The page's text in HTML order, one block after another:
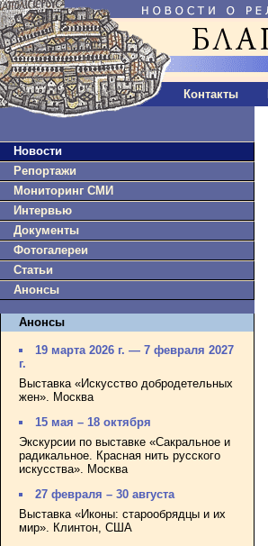
Контакты
Новости
Репортажи
Мониторинг СМИ
Интервью
Документы
Фотогалереи
Статьи
Анонсы
Анонсы
19 марта 2026 г. — 7 февраля 2027
г.
Выставка «Искусство добродетельных
жен». Москва
15 мая – 18 октября
Экскурсии по выставке «Сакральное и
радикальное. Красная нить русского
искусства». Москва
27 февраля – 30 августа
Выставка «Иконы: старообрядцы и их
мир». Клинтон, США